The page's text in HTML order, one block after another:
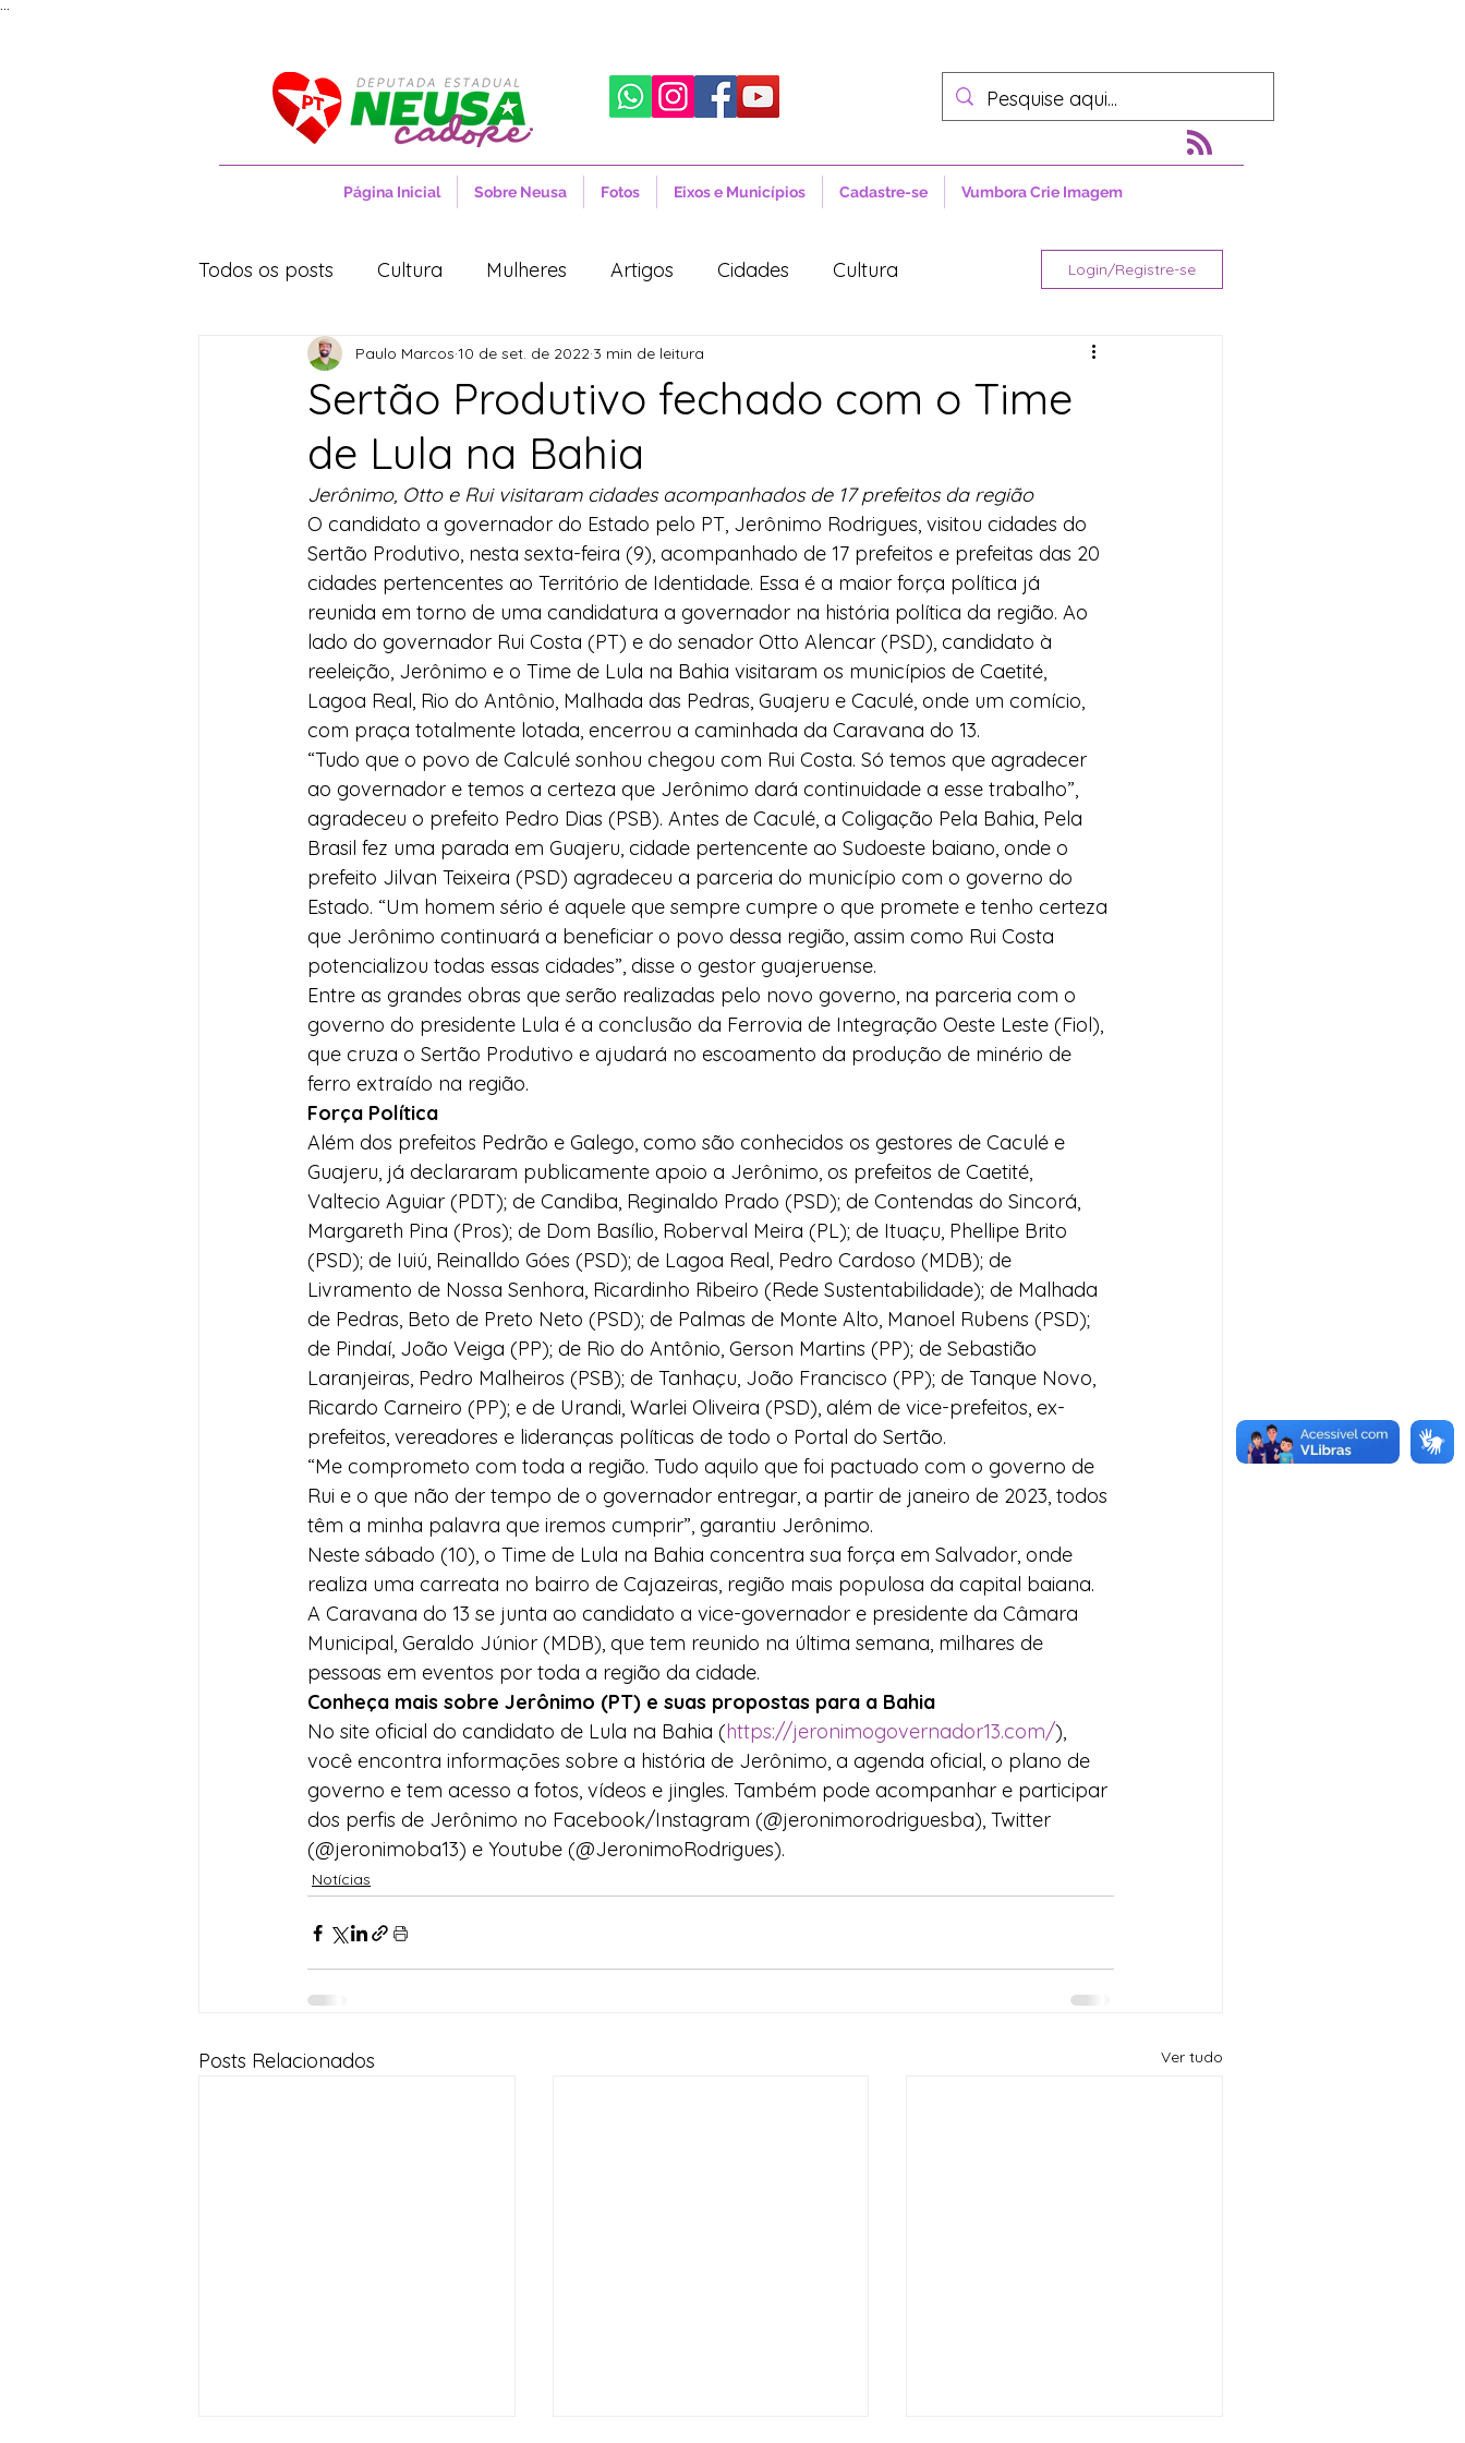
Página Inicial Sobre Neusa Fotos Eixos e Municípios Cadastre-se Vumbora Crie Imagem
Todos os posts Cultura Mulheres Artigos Cidades Cultura
Entrevistas Movimentos Sociais Notícias
Cidades Cultura Saúde Projetos de Lei
Desenvolvimento Territorial Indicação Água Agricultura Familiar
Imprensa Assistência Social Agricultura Familiar Defesa Civil
Nota de Pesar Segurança Alimentar Direitos Humanos Esporte
Juventude Datas Comemorativas
Login/Registre-se
Sertão Produtivo fechado com o Time
de Lula na Bahia
Paulo Marcos 10 de set. de 2022 3 min de leitura
Jerônimo, Otto e Rui visitaram cidades acompanhados de 17 prefeitos da região
O candidato a governador do Estado pelo PT, Jerônimo Rodrigues, visitou cidades do
Sertão Produtivo, nesta sexta-feira (9), acompanhado de 17 prefeitos e prefeitas das 20
cidades pertencentes ao Território de Identidade. Essa é a maior força política já
reunida em torno de uma candidatura a governador na história política da região. Ao
lado do governador Rui Costa (PT) e do senador Otto Alencar (PSD), candidato à
reeleição, Jerônimo e o Time de Lula na Bahia visitaram os municípios de Caetité,
Lagoa Real, Rio do Antônio, Malhada das Pedras, Guajeru e Caculé, onde um comício,
com praça totalmente lotada, encerrou a caminhada da Caravana do 13.
“Tudo que o povo de Calculé sonhou chegou com Rui Costa. Só temos que agradecer
ao governador e temos a certeza que Jerônimo dará continuidade a esse trabalho”,
agradeceu o prefeito Pedro Dias (PSB). Antes de Caculé, a Coligação Pela Bahia, Pela
Brasil fez uma parada em Guajeru, cidade pertencente ao Sudoeste baiano, onde o
prefeito Jilvan Teixeira (PSD) agradeceu a parceria do município com o governo do
Estado. “Um homem sério é aquele que sempre cumpre o que promete e tenho certeza
que Jerônimo continuará a beneficiar o povo dessa região, assim como Rui Costa
potencializou todas essas cidades”, disse o gestor guajeruense.
Entre as grandes obras que serão realizadas pelo novo governo, na parceria com o
governo do presidente Lula é a conclusão da Ferrovia de Integração Oeste Leste (Fiol),
que cruza o Sertão Produtivo e ajudará no escoamento da produção de minério de
ferro extraído na região.
Força Política
Além dos prefeitos Pedrão e Galego, como são conhecidos os gestores de Caculé e
Guajeru, já declararam publicamente apoio a Jerônimo, os prefeitos de Caetité,
Valtecio Aguiar (PDT); de Candiba, Reginaldo Prado (PSD); de Contendas do Sincorá,
Margareth Pina (Pros); de Dom Basílio, Roberval Meira (PL); de Ituaçu, Phellipe Brito
(PSD); de Iuiú, Reinalldo Góes (PSD); de Lagoa Real, Pedro Cardoso (MDB); de
Livramento de Nossa Senhora, Ricardinho Ribeiro (Rede Sustentabilidade); de Malhada
de Pedras, Beto de Preto Neto (PSD); de Palmas de Monte Alto, Manoel Rubens (PSD);
de Pindaí, João Veiga (PP); de Rio do Antônio, Gerson Martins (PP); de Sebastião
Laranjeiras, Pedro Malheiros (PSB); de Tanhaçu, João Francisco (PP); de Tanque Novo,
Ricardo Carneiro (PP); e de Urandi, Warlei Oliveira (PSD), além de vice-prefeitos, ex-
prefeitos, vereadores e lideranças políticas de todo o Portal do Sertão.
“Me comprometo com toda a região. Tudo aquilo que foi pactuado com o governo de
Rui e o que não der tempo de o governador entregar, a partir de janeiro de 2023, todos
têm a minha palavra que iremos cumprir”, garantiu Jerônimo.
Neste sábado (10), o Time de Lula na Bahia concentra sua força em Salvador, onde
realiza uma carreata no bairro de Cajazeiras, região mais populosa da capital baiana.
A Caravana do 13 se junta ao candidato a vice-governador e presidente da Câmara
Municipal, Geraldo Júnior (MDB), que tem reunido na última semana, milhares de
pessoas em eventos por toda a região da cidade.
Conheça mais sobre Jerônimo (PT) e suas propostas para a Bahia
No site oficial do candidato de Lula na Bahia (https://jeronimogovernador13.com/),
você encontra informações sobre a história de Jerônimo, a agenda oficial, o plano de
governo e tem acesso a fotos, vídeos e jingles. Também pode acompanhar e participar
dos perfis de Jerônimo no Facebook/Instagram (@jeronimorodriguesba), Twitter
(@jeronimoba13) e Youtube (@JeronimoRodrigues).
Notícias
Posts Relacionados Ver tudo